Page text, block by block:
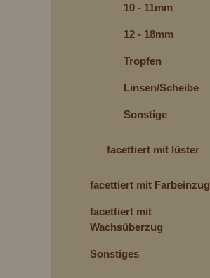
10 - 11mm
12 - 18mm
Tropfen
Linsen/Scheiben
Sonstige
facettiert mit lüster
facettiert mit Farbeinzug
facettiert mit
Wachsüberzug
Sonstiges